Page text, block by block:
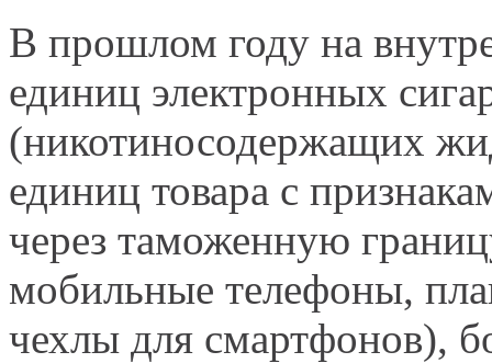
В прошлом году на
единиц электронных
(никотиносодержащих
единиц товара с
через таможенную
мобильные телефоны,
чехлы для смартфонов),